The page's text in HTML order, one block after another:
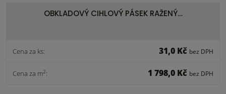
OBKLADOVÝ CIHLOVÝ PÁSEK RAŽENÝ…
Cena za ks: 31,0 Kč bez DPH
Cena za m2: 1 798,0 Kč bez DPH